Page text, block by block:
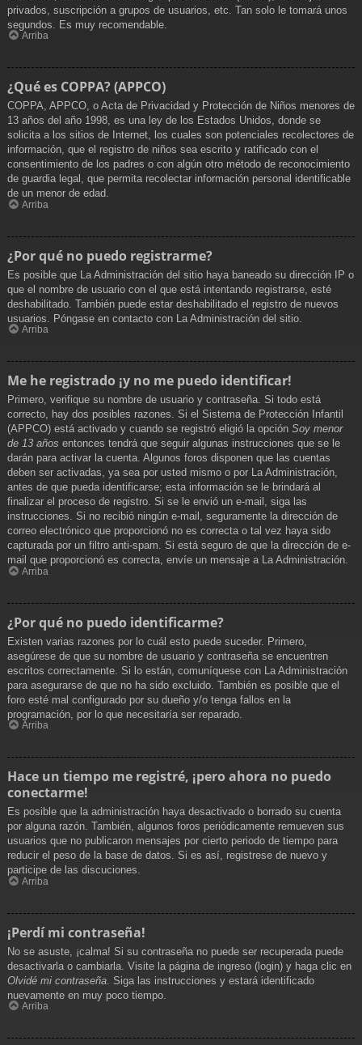
privados, suscripción a grupos de usuarios, etc. Tan solo le tomará unos
segundos. Es muy recomendable.
Arriba
¿Qué es COPPA? (APPCO)
COPPA, APPCO, o Acta de Privacidad y Protección de Niños menores de
13 años del año 1998, es una ley de los Estados Unidos, donde se
solicita a los sitios de Internet, los cuales son potenciales recolectores de
información, que el registro de niños sea escrito y ratificado con el
consentimiento de los padres o con algún otro método de reconocimiento
de guardia legal, que permita recolectar información personal identificable
de un menor de edad.
Arriba
¿Por qué no puedo registrarme?
Es posible que La Administración del sitio haya baneado su dirección IP o
que el nombre de usuario con el que está intentando registrarse, esté
deshabilitado. También puede estar deshabilitado el registro de nuevos
usuarios. Póngase en contacto con La Administración del sitio.
Arriba
Me he registrado ¡y no me puedo identificar!
Primero, verifique su nombre de usuario y contraseña. Si todo está
correcto, hay dos posibles razones. Si el Sistema de Protección Infantil
(APPCO) está activado y cuando se registró eligió la opción Soy menor
de 13 años entonces tendrá que seguir algunas instrucciones que se le
darán para activar la cuenta. Algunos foros disponen que las cuentas
deben ser activadas, ya sea por usted mismo o por La Administración,
antes de que pueda identificarse; esta información se le brindará al
finalizar el proceso de registro. Si se le envió un e-mail, siga las
instrucciones. Si no recibió ningún e-mail, seguramente la dirección de
correo electrónico que proporcionó no es correcta o tal vez haya sido
capturada por un filtro anti-spam. Si está seguro de que la dirección de e-
mail que proporcionó es correcta, envíe un mensaje a La Administración.
Arriba
¿Por qué no puedo identificarme?
Existen varias razones por lo cuál esto puede suceder. Primero,
asegúrese de que su nombre de usuario y contraseña se encuentren
escritos correctamente. Si lo están, comuníquese con La Administración
para asegurarse de que no ha sido excluido. También es posible que el
foro esté mal configurado por su dueño y/o tenga fallos en la
programación, por lo que necesitaría ser reparado.
Arriba
Hace un tiempo me registré, ¡pero ahora no puedo
conectarme!
Es posible que la administración haya desactivado o borrado su cuenta
por alguna razón. También, algunos foros periódicamente remueven sus
usuarios que no publicaron mensajes por cierto periodo de tiempo para
reducir el peso de la base de datos. Si es así, registrese de nuevo y
participe de las discuciones.
Arriba
¡Perdí mi contraseña!
No se asuste, ¡calma! Si su contraseña no puede ser recuperada puede
desactivarla o cambiarla. Visite la página de ingreso (login) y haga clic en
Olvidé mi contraseña . Siga las instrucciones y estará identificado
nuevamente en muy poco tiempo.
Arriba